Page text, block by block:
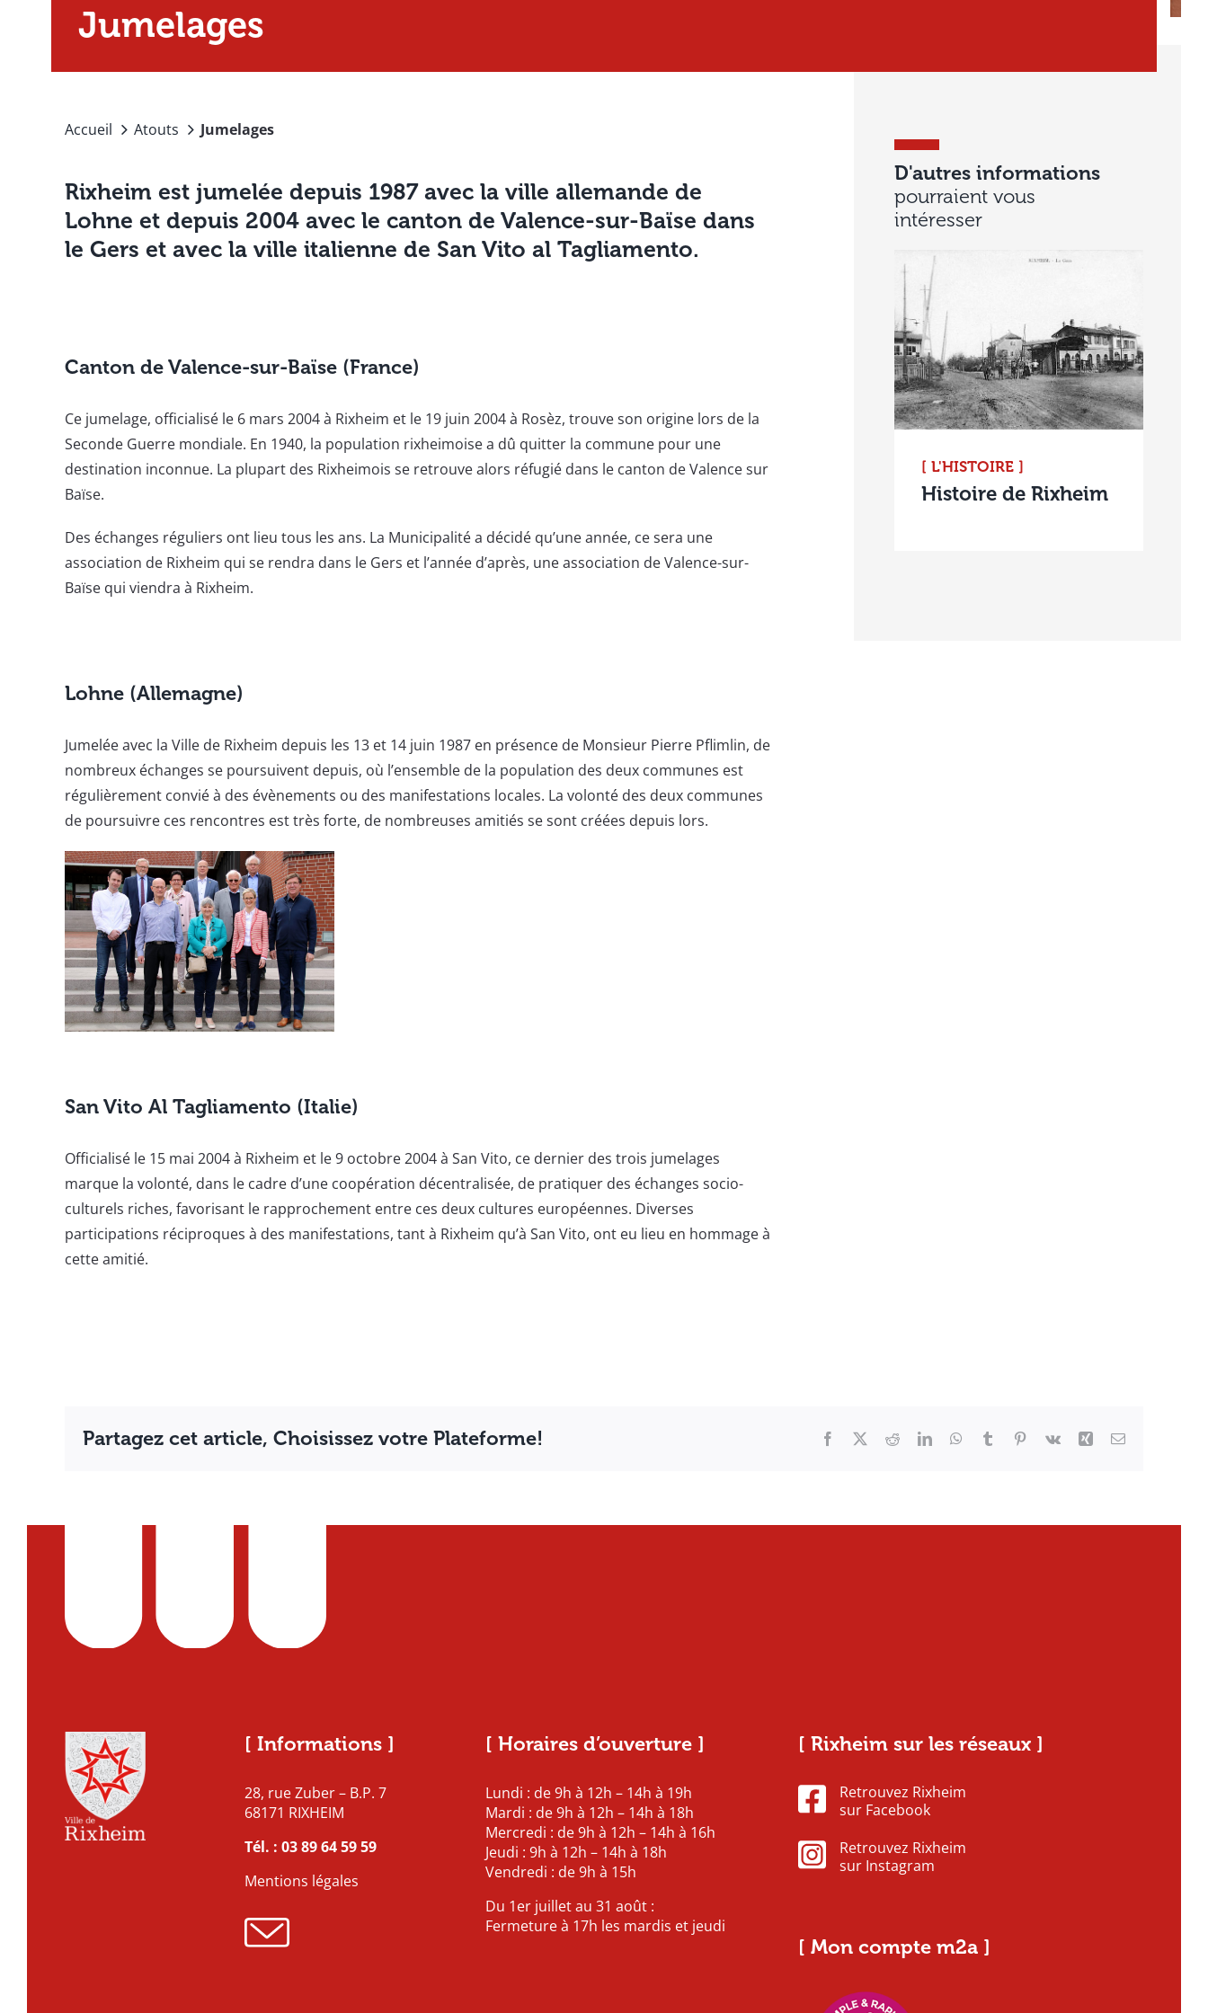
Jumelages
Accueil Atouts Jumelages
Rixheim est jumelée depuis 1987 avec la ville allemande de
Lohne et depuis 2004 avec le canton de Valence-sur-Baïse dans
le Gers et avec la ville italienne de San Vito al Tagliamento.
Canton de Valence-sur-Baïse (France)
Ce jumelage, officialisé le 6 mars 2004 à Rixheim et le 19 juin 2004 à Rosèz, trouve son origine lors de la
Seconde Guerre mondiale. En 1940, la population rixheimoise a dû quitter la commune pour une
destination inconnue. La plupart des Rixheimois se retrouve alors réfugié dans le canton de Valence sur
Baïse.
Des échanges réguliers ont lieu tous les ans. La Municipalité a décidé qu’une année, ce sera une
association de Rixheim qui se rendra dans le Gers et l’année d’après, une association de Valence-sur-
Baïse qui viendra à Rixheim.
Lohne (Allemagne)
Jumelée avec la Ville de Rixheim depuis les 13 et 14 juin 1987 en présence de Monsieur Pierre Pflimlin, de
nombreux échanges se poursuivent depuis, où l’ensemble de la population des deux communes est
régulièrement convié à des évènements ou des manifestations locales. La volonté des deux communes
de poursuivre ces rencontres est très forte, de nombreuses amitiés se sont créées depuis lors.
San Vito Al Tagliamento (Italie)
Officialisé le 15 mai 2004 à Rixheim et le 9 octobre 2004 à San Vito, ce dernier des trois jumelages
marque la volonté, dans le cadre d’une coopération décentralisée, de pratiquer des échanges socio-
culturels riches, favorisant le rapprochement entre ces deux cultures européennes. Diverses
participations réciproques à des manifestations, tant à Rixheim qu’à San Vito, ont eu lieu en hommage à
cette amitié.
D'autres informations
pourraient vous
intéresser
[ L'HISTOIRE ]
Histoire de Rixheim
Partagez cet article, Choisissez votre Plateforme! Facebook RedditLinkedInWhatsApp
Tumblr Pinterest
Vk Xing Email
[ Informations ]
28, rue Zuber – B.P. 7
68171 RIXHEIM
Tél. : 03 89 64 59 59
Mentions légales
[ Horaires d’ouverture ]
Lundi : de 9h à 12h – 14h à 19h
Mardi : de 9h à 12h – 14h à 18h
Mercredi : de 9h à 12h – 14h à 16h
Jeudi : 9h à 12h – 14h à 18h
Vendredi : de 9h à 15h
Du 1er juillet au 31 août :
Fermeture à 17h les mardis et jeudi
[ Rixheim sur les réseaux ]
Retrouvez Rixheim
sur Facebook
Retrouvez Rixheim
sur Instagram
[ Mon compte m2a ]